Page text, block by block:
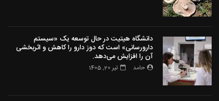
دانشگاه هیتیت در حال توسعه یک «سیستم
دارورسانی» است که دوز دارو را کاهش و اثربخشی
آن را افزایش می‌دهد.
حامد تیر 20, 1405